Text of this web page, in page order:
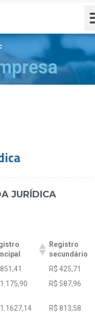
JURÍDICA
Registro
secundário
R$ 425,71
R$ 587,96
1.1627,14 R$ 813,58